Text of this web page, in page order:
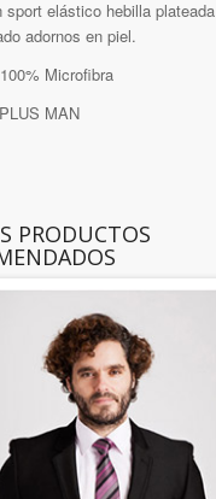
sport elástico hebilla plateada
adornos en piel.
100% Microfibra
PLUS MAN
PRODUCTOS